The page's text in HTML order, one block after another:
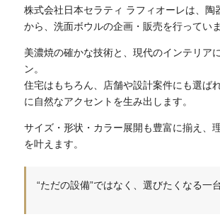
株式会社日本セラティ ラフィオーレは、陶
から、洗面ボウルの企画・販売を行っていま
美濃焼の確かな技術と、現代のインテリア
ン。
住宅はもちろん、店舗や設計案件にも選ば
に自然なアクセントを生み出します。
サイズ・形状・カラー展開も豊富に揃え、
を叶えます。
“ただの設備”ではなく、選びたくなる一台